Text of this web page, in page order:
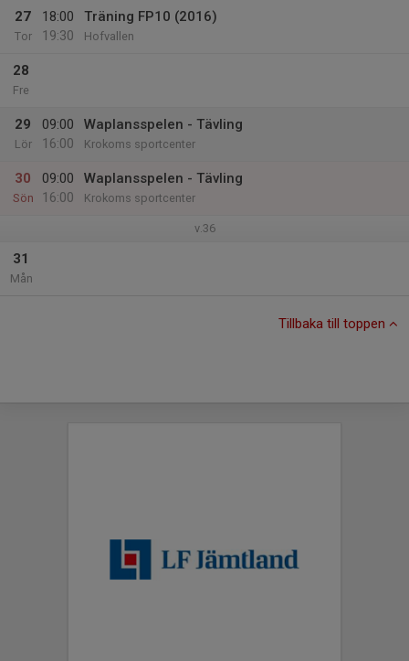
27
Tor
18:00
19:30
Träning FP10 (2016)
Hofvallen
28
Fre
29
Lör
09:00
16:00
Waplansspelen - Tävling
Krokoms sportcenter
30
Sön
09:00
16:00
Waplansspelen - Tävling
Krokoms sportcenter
v.36
31
Mån
Tillbaka till toppen